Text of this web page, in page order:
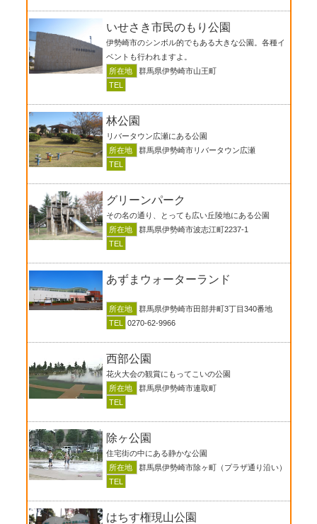
いせさき市民のもり公園
伊勢崎市のシンボル的でもある大きな公園。各種イ
ベントも行われますよ。
所在地
群馬県伊勢崎市山王町
TEL
林公園
リバータウン広瀬にある公園
所在地
群馬県伊勢崎市リバータウン広瀬
TEL
グリーンパーク
その名の通り、とっても広い丘陵地にある公園
所在地
群馬県伊勢崎市波志江町2237-1
TEL
あずまウォーターランド
所在地
群馬県伊勢崎市田部井町3丁目340番地
TEL
0270-62-9966
西部公園
花火大会の観賞にもってこいの公園
所在地
群馬県伊勢崎市連取町
TEL
除ヶ公園
住宅街の中にある静かな公園
所在地
群馬県伊勢崎市除ヶ町（プラザ通り沿い）
TEL
はちす権現山公園